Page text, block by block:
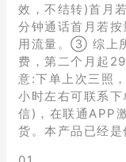
效，不结转)首月
分钟通话首月若
用流量。③ 综上
费，第二个月起
意:下单上次三照
小时左右可联系
信)，在联通APP
货。本产品已经